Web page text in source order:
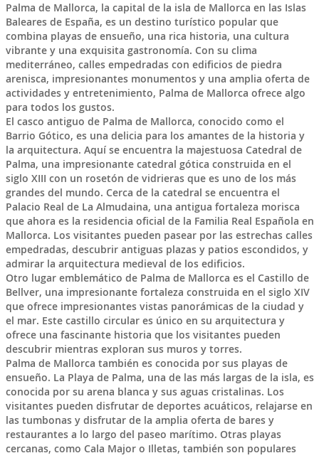
Palma de Mallorca, la capital de la isla de Mallorca en las Islas
Balearesde España, es un destino turístico popular que
combina playas de ensueño, una rica historia, una cultura
vibrante y una exquisita gastronomía. Con su clima
mediterráneo, calles empedradas con edificios de piedra
arenisca, impresionantes monumentos y una amplia oferta de
actividades y entretenimiento, Palma de Mallorca ofrece algo
para todos los gustos.
El casco antiguo de Palma de Mallorca, conocido como el
Barrio Gótico, es una delicia para los amantes de la historia y
la arquitectura. Aquí se encuentra la majestuosa Catedral de
Palma, una impresionante catedral gótica construida en el
siglo XIII con un rosetón de vidrieras que es uno de los más
grandes del mundo. Cerca de la catedral se encuentra el
Palacio Real de La Almudaina, una antigua fortaleza morisca
que ahora es la residencia oficial de la Familia Real Española en
Mallorca. Los visitantes pueden pasear por las estrechas calles
empedradas, descubrir antiguas plazas y patios escondidos, y
admirar la arquitectura medieval de los edificios.
Otro lugar emblemático de Palma de Mallorca es el Castillo de
Bellver, una impresionante fortaleza construida en el siglo XIV
que ofrece impresionantes vistas panorámicas de la ciudad y
el mar. Este castillo circular es único en su arquitectura y
ofrece una fascinante historia que los visitantes pueden
descubrir mientras exploran sus muros y torres.
Palma de Mallorca también es conocida por sus playas de
ensueño. La Playa de Palma, una de las más largas de la isla, es
conocida por su arena blanca y sus aguas cristalinas. Los
visitantes pueden disfrutar de deportes acuáticos, relajarse en
las tumbonas y disfrutar de la amplia oferta de bares y
restaurantes a lo largo del paseo marítimo. Otras playas
cercanas, como Cala Major o Illetas, también son populares